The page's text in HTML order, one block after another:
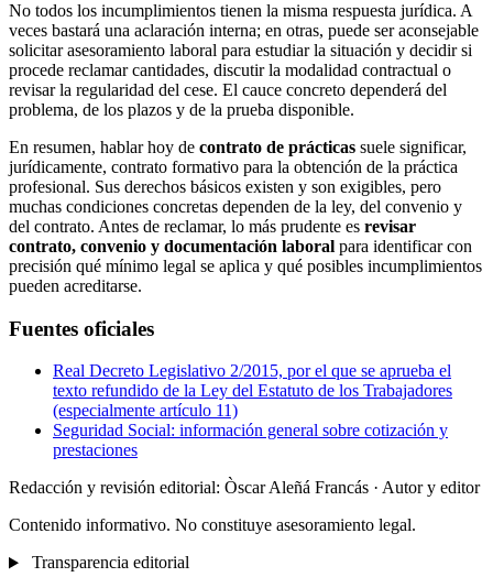
No todos los incumplimientos tienen la misma respuesta jurídica. A
veces bastará una aclaración interna; en otras, puede ser aconsejable
solicitar asesoramiento laboral para estudiar la situación y decidir si
procede reclamar cantidades, discutir la modalidad contractual o
revisar la regularidad del cese. El cauce concreto dependerá del
problema, de los plazos y de la prueba disponible.
En resumen, hablar hoy de contrato de prácticas suele significar,
jurídicamente, contrato formativo para la obtención de la práctica
profesional. Sus derechos básicos existen y son exigibles, pero
muchas condiciones concretas dependen de la ley, del convenio y
del contrato. Antes de reclamar, lo más prudente es revisar
contrato, convenio y documentación laboral para identificar con
precisión qué mínimo legal se aplica y qué posibles incumplimientos
pueden acreditarse.
Fuentes oficiales
Real Decreto Legislativo 2/2015, por el que se aprueba el
texto refundido de la Ley del Estatuto de los Trabajadores
(especialmente artículo 11)
Seguridad Social: información general sobre cotización y
prestaciones
Redacción y revisión editorial: Òscar Aleñá Francás · Autor y editor
Contenido informativo. No constituye asesoramiento legal.
Transparencia editorial